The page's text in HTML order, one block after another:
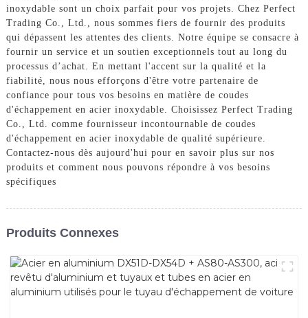
inoxydable sont un choix parfait pour vos projets. Chez Perfect
Trading Co., Ltd., nous sommes fiers de fournir des produits
qui dépassent les attentes des clients. Notre équipe se consacre à
fournir un service et un soutien exceptionnels tout au long du
processus d’achat. En mettant l'accent sur la qualité et la
fiabilité, nous nous efforçons d'être votre partenaire de
confiance pour tous vos besoins en matière de coudes
d'échappement en acier inoxydable. Choisissez Perfect Trading
Co., Ltd. comme fournisseur incontournable de coudes
d'échappement en acier inoxydable de qualité supérieure.
Contactez-nous dès aujourd'hui pour en savoir plus sur nos
produits et comment nous pouvons répondre à vos besoins
spécifiques
Produits Connexes